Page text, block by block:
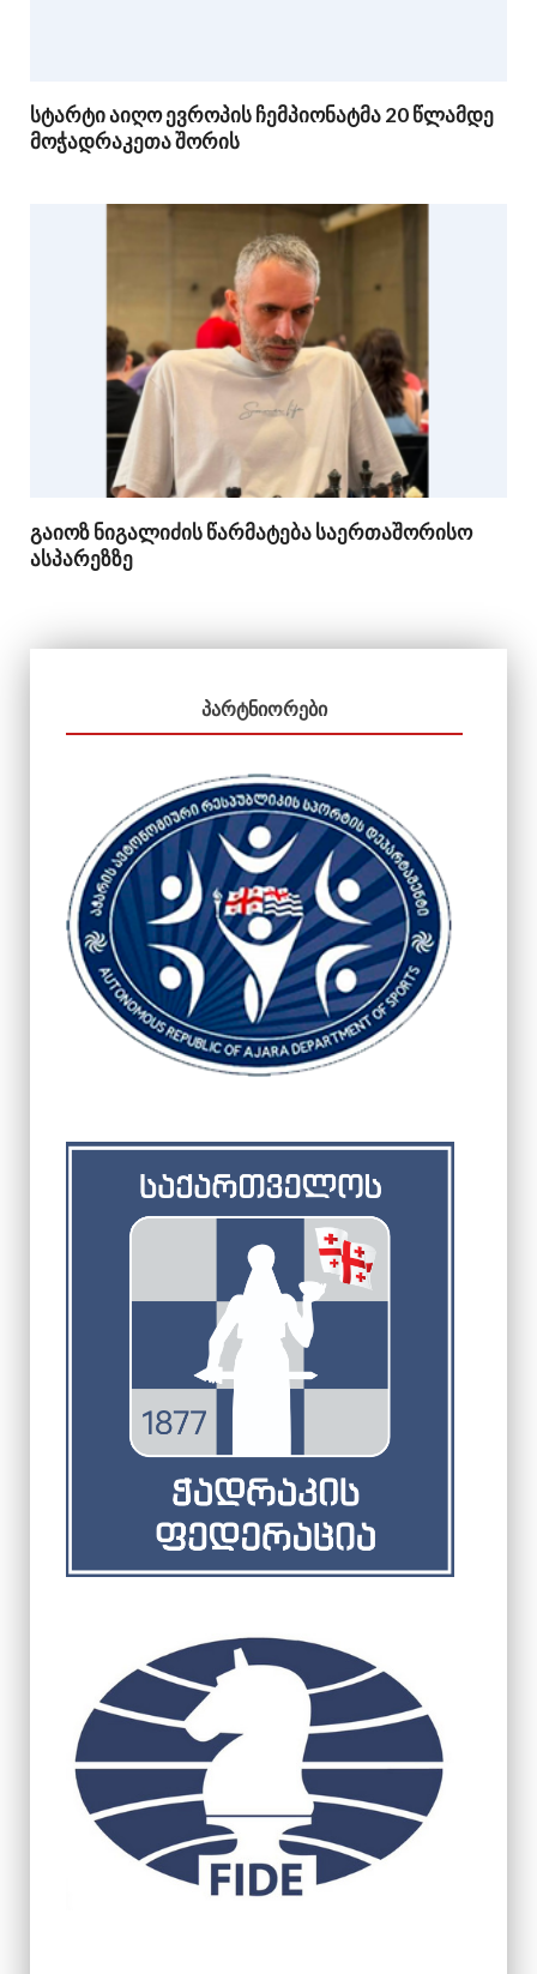
სტარტი აიღო ევროპის ჩემპიონატმა 20 წლამდე
მოჭადრაკეთა შორის
გაიოზ ნიგალიძის წარმატება საერთაშორისო
ასპარეზზე
ᲞᲐᲠᲢᲜᲘᲝᲠᲔᲑᲘ